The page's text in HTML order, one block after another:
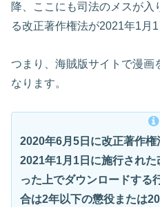
降、ここにも司法のメスが
る改正著作権法が2021年1月
つまり、海賊版サイトで漫画
なります。
2020年6月5日に改正著作権
2021年1月1日に施行され
った上でダウンロードする
合は2年以下の懲役または